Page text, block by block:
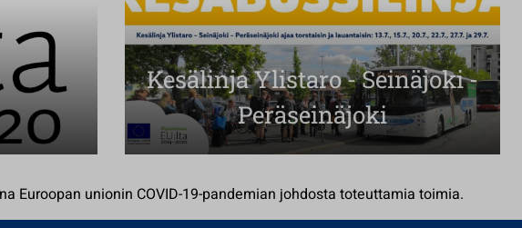
Kesälinja Ylistaro - Seinäjoki -
Peräseinäjoki
Euroopan unionin COVID-19-pandemian johdosta toteuttamia toimia.